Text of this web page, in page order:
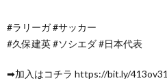
#ラリーガ #サッカー
#久保建英 #ソシエダ #日本代表
➡加入はコチラ https://bit.ly/413ov31